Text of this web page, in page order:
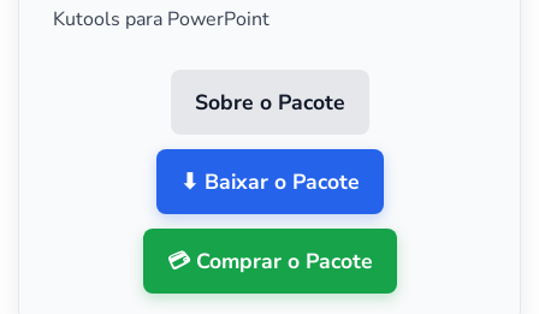
Kutools para PowerPoint
Sobre o Pacote
⬇ Baixar o Pacote
💳 Comprar o Pacote